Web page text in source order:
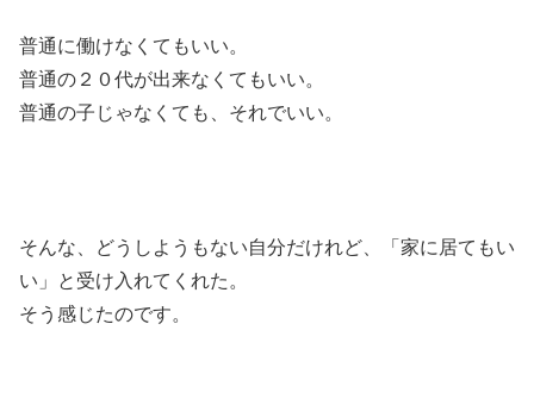
普通に働けなくてもいい。
普通の２０代が出来なくてもいい。
普通の子じゃなくても、それでいい。
そんな、どうしようもない自分だけれど、「家に居てもい
い」と受け入れてくれた。
そう感じたのです。